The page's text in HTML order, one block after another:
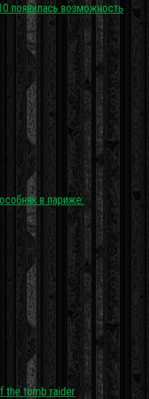
появилась возможность
в париже:
the tomb raider